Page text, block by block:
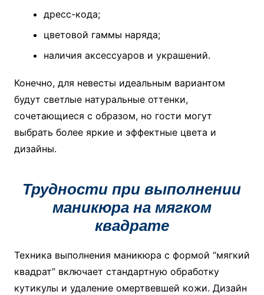
дресс-кода;
цветовой гаммы наряда;
наличия аксессуаров и украшений.
Конечно, для невесты идеальным вариантом
будут светлые натуральные оттенки,
сочетающиеся с образом, но гости могут
выбрать более яркие и эффектные цвета и
дизайны.
Трудности при выполнении
маникюра на мягком
квадрате
Техника выполнения маникюра с формой “мягкий
квадрат” включает стандартную обработку
кутикулы и удаление омертвевшей кожи. Дизайн